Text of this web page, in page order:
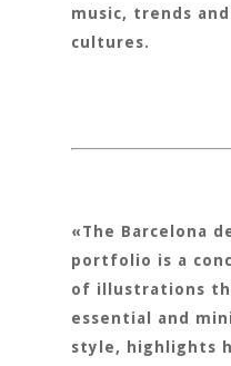
music, trends
cultures.
«The Barcelona
portfolio is a
of illustrations
essential and
style, highlights